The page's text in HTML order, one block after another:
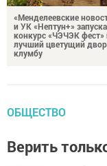
«Менделеевские
и УК «Нептун+»
конкурс «ЧЭЧЭК фест»
лучший цветущий
клумбу
ОБЩЕСТВО
Верить